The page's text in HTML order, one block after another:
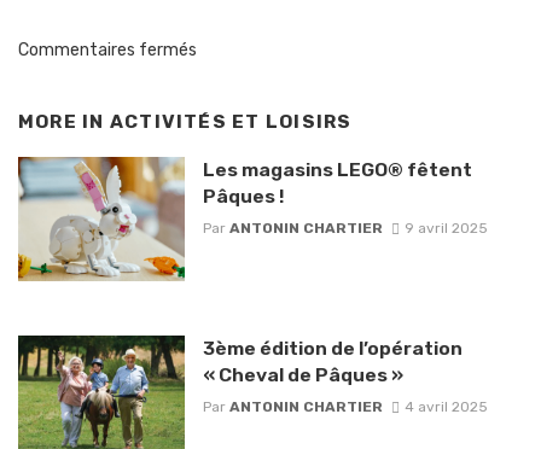
Commentaires fermés
MORE IN ACTIVITÉS ET LOISIRS
Les magasins LEGO® fêtent
Pâques !
Par ANTONIN CHARTIER 9 avril 2025
3ème édition de l’opération
« Cheval de Pâques »
Par ANTONIN CHARTIER 4 avril 2025